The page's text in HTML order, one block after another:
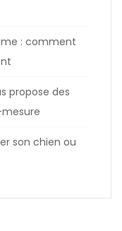
: comment
propose des
son chien ou